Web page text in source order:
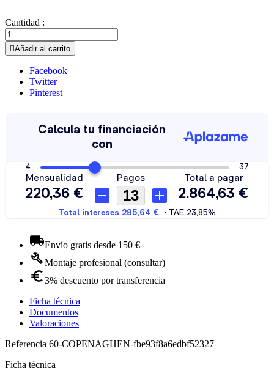
Cantidad :
Añadir al carrito
Facebook
Twitter
Pinterest
Envío gratis desde 150 €
Montaje profesional (consultar)
3% descuento por transferencia
Ficha técnica
Documentos
Valoraciones
Referencia 60-COPENAGHEN-fbe93f8a6edbf52327
Ficha técnica